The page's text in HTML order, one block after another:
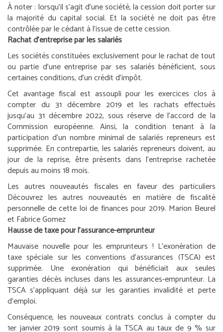
À noter : lorsqu’il s’agit d’une société, la cession doit porter sur
la majorité du capital social. Et la société ne doit pas être
contrôlée par le cédant à l’issue de cette cession.
Rachat d’entreprise par les salariés
Les sociétés constituées exclusivement pour le rachat de tout
ou partie d’une entreprise par ses salariés bénéficient, sous
certaines conditions, d’un crédit d’impôt.
Cet avantage fiscal est assoupli pour les exercices clos à
compter du 31 décembre 2019 et les rachats effectués
jusqu’au 31 décembre 2022, sous réserve de l’accord de la
Commission européenne. Ainsi, la condition tenant à la
participation d’un nombre minimal de salariés repreneurs est
supprimée. En contrepartie, les salariés repreneurs doivent, au
jour de la reprise, être présents dans l’entreprise rachetée
depuis au moins 18 mois.
Les autres nouveautés fiscales en faveur des particuliers
Découvrez les autres nouveautés en matière de fiscalité
personnelle de cette loi de finances pour 2019. Marion Beurel
et Fabrice Gomez
Hausse de taxe pour l’assurance-emprunteur
Mauvaise nouvelle pour les emprunteurs ! L’exonération de
taxe spéciale sur les conventions d’assurances (TSCA) est
supprimée. Une exonération qui bénéficiait aux seules
garanties décès incluses dans les assurances-emprunteur. La
TSCA s’appliquant déjà sur les garanties invalidité et perte
d’emploi.
Conséquence, les nouveaux contrats conclus à compter du
1er janvier 2019 sont soumis à la TSCA au taux de 9 % sur